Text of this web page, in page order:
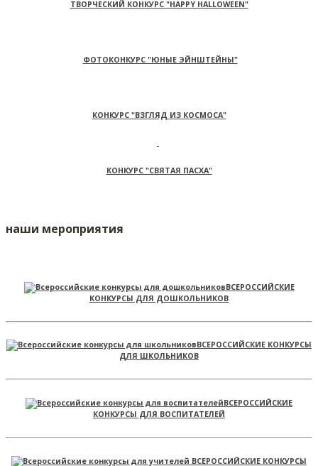
ТВОРЧЕСКИЙ КОНКУРС "HAPPY HALLOWEEN"
ФОТОКОНКУРС "ЮНЫЕ ЭЙНШТЕЙНЫ"
КОНКУРС "ВЗГЛЯД ИЗ КОСМОСА"
КОНКУРС "СВЯТАЯ ПАСХА"
наши мероприятия
ВСЕРОССИЙСКИЕ
КОНКУРСЫ ДЛЯ ДОШКОЛЬНИКОВ
ВСЕРОССИЙСКИЕ КОНКУРСЫ
ДЛЯ ШКОЛЬНИКОВ
ВСЕРОССИЙСКИЕ
КОНКУРСЫ ДЛЯ ВОСПИТАТЕЛЕЙ
ВСЕРОССИЙСКИЕ КОНКУРСЫ